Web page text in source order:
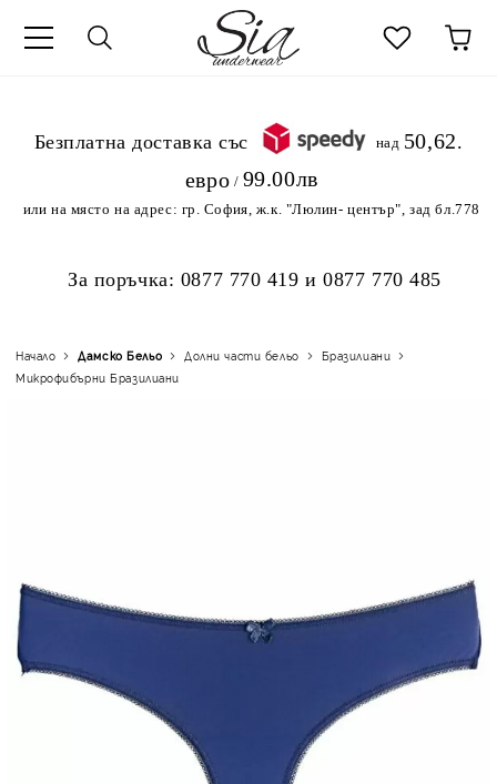
.Безплатна доставка със
над 50,62
евро / 99.00лв
или на място на адрес: гр. София, ж.к. "Люлин- център", зад бл.778
За поръчка: 0877 770 419 и0877 770 485
Начало Дамско Бельо Долни части бельо
Бразилиани
Микрофибърни Бразилиани